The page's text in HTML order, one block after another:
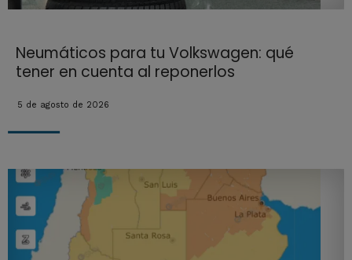
Neumáticos para tu Volkswagen: qué
tener en cuenta al reponerlos
5 de agosto de 2026